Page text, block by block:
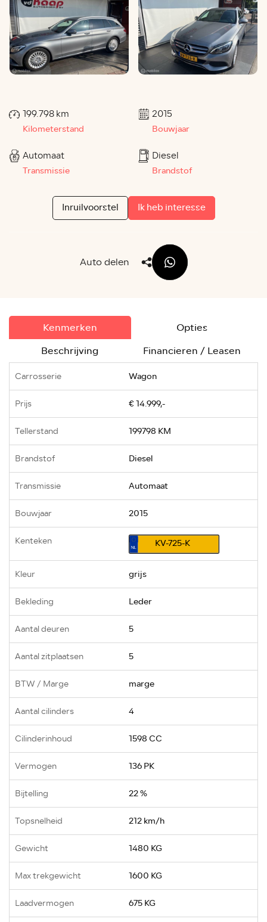
199.798 km
Kilometerstand
2015
Bouwjaar
Automaat
Transmissie
Diesel
Brandstof
Inruilvoorstel Ik heb interesse
Auto delen
Kenmerken
Opties
Beschrijving
Financieren / Leasen
Carrosserie Wagon
Prijs € 14.999,-
Tellerstand 199798 KM
Brandstof Diesel
Transmissie Automaat
Bouwjaar 2015
Kenteken KV-725-K
Kleur grijs
Bekleding Leder
Aantal deuren 5
Aantal zitplaatsen 5
BTW / Marge marge
Aantal cilinders 4
Cilinderinhoud 1598 CC
Vermogen 136 PK
Bijtelling 22 %
Topsnelheid 212 km/h
Gewicht 1480 KG
Max trekgewicht 1600 KG
Laadvermogen 675 KG